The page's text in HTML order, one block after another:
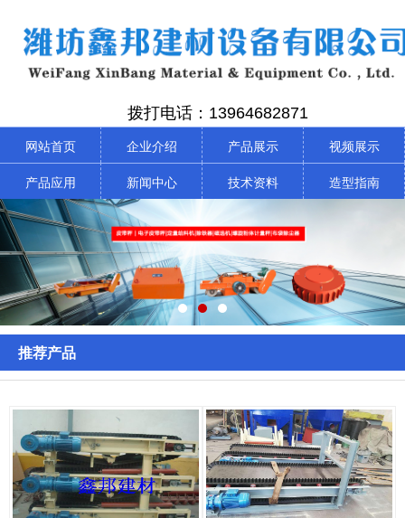
拨打电话：13964682871
网站首页
企业介绍 产品展示
视频展示
产品应用
新闻中心 技术资料 造型指南
推荐产品